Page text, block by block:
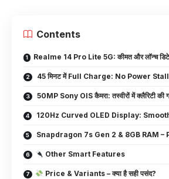
Contents
Realme 14 Pro Lite 5G: कीमत और लॉन्च
45 मिनट में Full Charge: No Power Stall
50MP Sony OIS कैमरा: तस्वीरों में क्लैरिटी की
120Hz Curved OLED Display:
Snapdragon 7s Gen 2 & 8GB RAM
Other Smart Features
Price & Variants – क्या है सही पसंद?